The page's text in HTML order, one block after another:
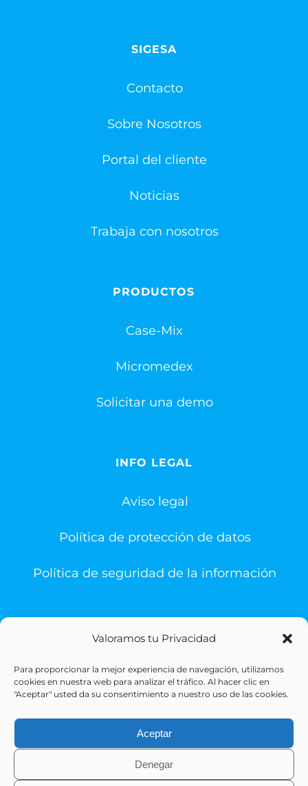
Valoramos tu Privacidad
Para proporcionar la mejor experiencia de navegación, utilizamos
cookies en nuestra web para analizar el tráfico. Al hacer clic en
"Aceptar" usted da su consentimiento a nuestro uso de las cookies.
Aceptar
Denegar
SIGESA
Contacto
Sobre Nosotros
Portal del cliente
Noticias
Trabaja con nosotros
PRODUCTOS
Case-Mix
Micromedex
Solicitar una demo
INFO LEGAL
Aviso legal
Política de protección de datos
Política de seguridad de la información
© Copyright 1993 -2026 | Sigesa Sistemas de Gestión
Sanitaria | All Rights Reserved